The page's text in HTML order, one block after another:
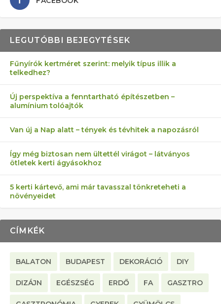
AZ ÖNELLÁTÁS 13 PONTJA
KEZDŐKNEK
6 LEGJOBB NÖVÉNY SZOMSZÉD
ELLEN
MÁRPEDIG A TŰZIJÁTÉK NEM MENŐ!
FÉLREÉRTETT KERTÉSZKEDÉS:
TÉRKŐ ÉS MURVA
AKI ELDOBÁLJA A CIGICSIKKEKET,
AZ EGY KÖ…
LEGUTÓBBI BEJEGYTÉSEK
Fűnyírók kertméret szerint: melyik típus illik a
telkedhez?
Új perspektíva a fenntartható építészetben –
alumínium tolóajtók
Van új a Nap alatt – tények és tévhitek a napozásról
Így még biztosan nem ültettél virágot – látványos
ötletek kerti ágyásokhoz
5 kerti kártevő, ami már tavasszal tönkreteheti a
növényeidet
CÍMKÉK
BALATON BUDAPEST DEKORÁCIÓ DIY
DIZÁJN EGÉSZSÉG ERDŐ FA GASZTRO